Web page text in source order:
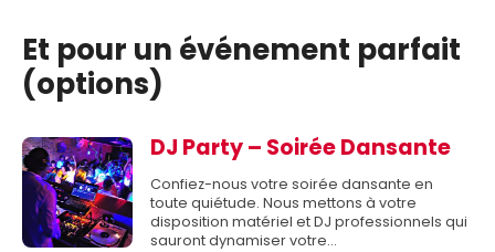
Et pour un événement parfait
(options)
DJ Party – Soirée Dansante
Confiez-nous votre soirée dansante en
toute quiétude. Nous mettons à votre
disposition matériel et DJ professionnels qui
sauront dynamiser votre…